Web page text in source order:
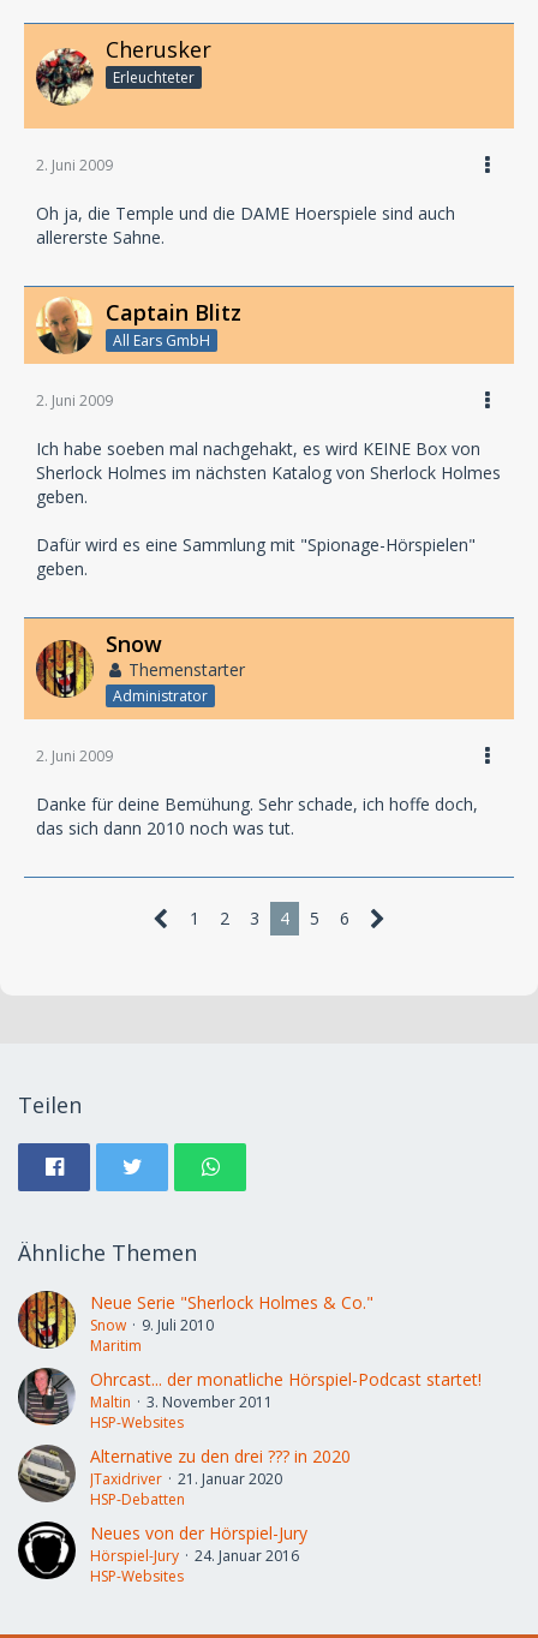
Cherusker
Erleuchteter
2. Juni 2009
Oh ja, die Temple und die DAME Hoerspiele sind auch
allererste Sahne.
Captain Blitz
All Ears GmbH
2. Juni 2009
Ich habe soeben mal nachgehakt, es wird KEINE Box von
Sherlock Holmes im nächsten Katalog von Sherlock Holmes
geben.
Dafür wird es eine Sammlung mit "Spionage-Hörspielen"
geben.
Snow
Themenstarter
Administrator
2. Juni 2009
Danke für deine Bemühung. Sehr schade, ich hoffe doch,
das sich dann 2010 noch was tut.
1 2 3 4 5 6
Teilen
Ähnliche Themen
Neue Serie "Sherlock Holmes & Co."
Snow
9. Juli 2010
Maritim
Ohrcast... der monatliche Hörspiel-Podcast startet!
Maltin
3. November 2011
HSP-Websites
Alternative zu den drei ??? in 2020
JTaxidriver
21. Januar 2020
HSP-Debatten
Neues von der Hörspiel-Jury
Hörspiel-Jury
24. Januar 2016
HSP-Websites